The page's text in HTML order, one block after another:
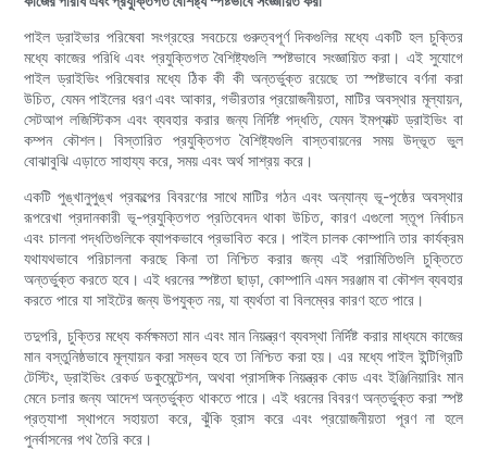
পাইল ড্রাইভার পরিষেবা সংগ্রহের সবচেয়ে গুরুত্বপূর্ণ দিকগুলির মধ্যে একটি হল চুক্তির
মধ্যে কাজের পরিধি এবং প্রযুক্তিগত বৈশিষ্ট্যগুলি স্পষ্টভাবে সংজ্ঞায়িত করা। এই সুযোগে
পাইল ড্রাইভিং পরিষেবার মধ্যে ঠিক কী কী অন্তর্ভুক্ত রয়েছে তা স্পষ্টভাবে বর্ণনা করা
উচিত, যেমন পাইলের ধরণ এবং আকার, গভীরতার প্রয়োজনীয়তা, মাটির অবস্থার মূল্যায়ন,
সেটআপ লজিস্টিকস এবং ব্যবহার করার জন্য নির্দিষ্ট পদ্ধতি, যেমন ইমপ্যাক্ট ড্রাইভিং বা
কম্পন কৌশল। বিস্তারিত প্রযুক্তিগত বৈশিষ্ট্যগুলি বাস্তবায়নের সময় উদ্ভূত ভুল
বোঝাবুঝি এড়াতে সাহায্য করে, সময় এবং অর্থ সাশ্রয় করে।
একটি পুঙ্খানুপুঙ্খ প্রকল্পের বিবরণের সাথে মাটির গঠন এবং অন্যান্য ভূ-পৃষ্ঠের অবস্থার
রূপরেখা প্রদানকারী ভূ-প্রযুক্তিগত প্রতিবেদন থাকা উচিত, কারণ এগুলো স্তূপ নির্বাচন
এবং চালনা পদ্ধতিগুলিকে ব্যাপকভাবে প্রভাবিত করে। পাইল চালক কোম্পানি তার কার্যক্রম
যথাযথভাবে পরিচালনা করছে কিনা তা নিশ্চিত করার জন্য এই পরামিতিগুলি চুক্তিতে
অন্তর্ভুক্ত করতে হবে। এই ধরনের স্পষ্টতা ছাড়া, কোম্পানি এমন সরঞ্জাম বা কৌশল ব্যবহার
করতে পারে যা সাইটের জন্য উপযুক্ত নয়, যা ব্যর্থতা বা বিলম্বের কারণ হতে পারে।
তদুপরি, চুক্তির মধ্যে কর্মক্ষমতা মান এবং মান নিয়ন্ত্রণ ব্যবস্থা নির্দিষ্ট করার মাধ্যমে কাজের
মান বস্তুনিষ্ঠভাবে মূল্যায়ন করা সম্ভব হবে তা নিশ্চিত করা হয়। এর মধ্যে পাইল ইন্টিগ্রিটি
টেস্টিং, ড্রাইভিং রেকর্ড ডকুমেন্টেশন, অথবা প্রাসঙ্গিক নিয়ন্ত্রক কোড এবং ইঞ্জিনিয়ারিং মান
মেনে চলার জন্য আদেশ অন্তর্ভুক্ত থাকতে পারে। এই ধরনের বিবরণ অন্তর্ভুক্ত করা স্পষ্ট
প্রত্যাশা স্থাপনে সহায়তা করে, ঝুঁকি হ্রাস করে এবং প্রয়োজনীয়তা পূরণ না হলে
পুনর্বাসনের পথ তৈরি করে।